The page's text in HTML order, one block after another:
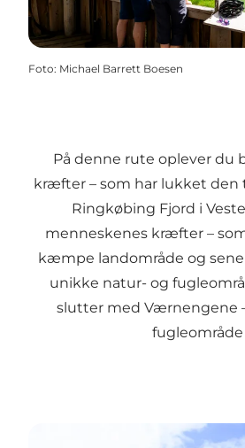
Foto: Michael Barrett Boesen
På denne rute oplever du
kræfter – som har lukket den
Ringkøbing Fjord i
menneskenes kræfter –
kæmpe landområde og
unikke natur- og
slutter med Værnengene
fugleområde